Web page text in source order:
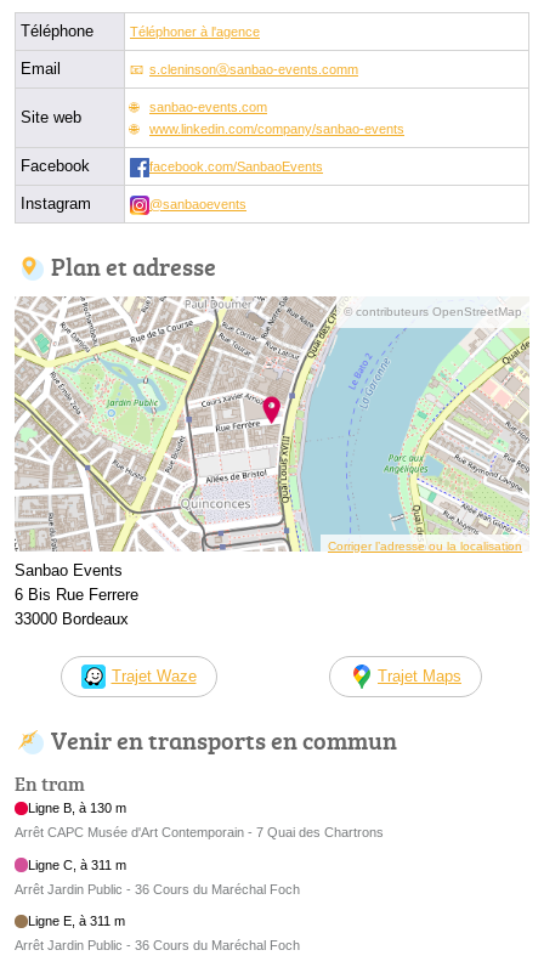
Téléphone Téléphoner à l'agence
Email s.cleninsonⓐsanbao-events.comm
Site web
sanbao-events.com
www.linkedin.com/company/sanbao-events
Facebook facebook.com/SanbaoEvents
Instagram @sanbaoevents
Plan et adresse
© contributeurs OpenStreetMap
Corriger l’adresse ou la localisation
Sanbao Events
6 Bis Rue Ferrere
33000 Bordeaux
Trajet Waze Trajet Maps
Venir en transports en commun
En tram
Ligne B, à 130 m
Arrêt CAPC Musée d'Art Contemporain - 7 Quai des Chartrons
Ligne C, à 311 m
Arrêt Jardin Public - 36 Cours du Maréchal Foch
Ligne E, à 311 m
Arrêt Jardin Public - 36 Cours du Maréchal Foch